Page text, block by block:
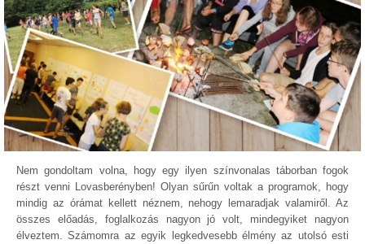
Nem gondoltam volna, hogy egy ilyen színvonalas táborban fogok
részt venni Lovasberényben! Olyan sűrűn voltak a programok, hogy
mindig az órámat kellett néznem, nehogy lemaradjak valamiről. Az
összes előadás, foglalkozás nagyon jó volt, mindegyiket nagyon
élveztem. Számomra az egyik legkedvesebb élmény az utolsó esti